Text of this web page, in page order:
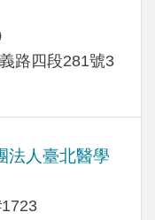
路四段281號3
法人臺北醫學